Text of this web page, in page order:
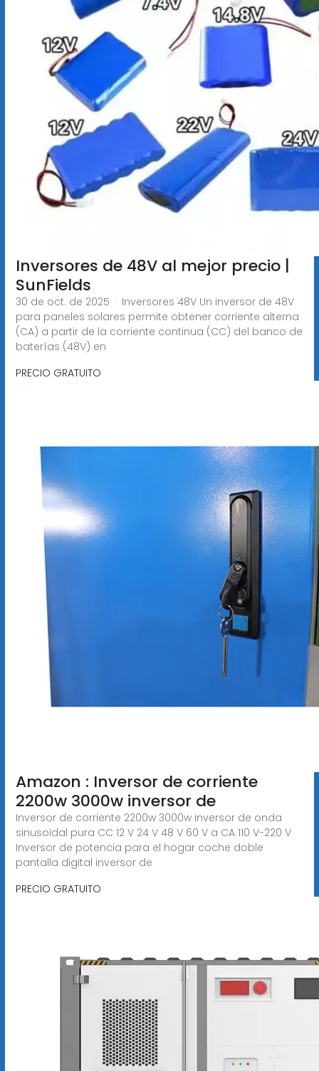
Inversores de 48V al mejor precio |
SunFields
30 de oct. de 2025 · Inversores 48V Un inversor de 48V
para paneles solares permite obtener corriente alterna
(CA) a partir de la corriente continua (CC) del banco de
baterías (48V) en
PRECIO GRATUITO
Amazon : Inversor de corriente
2200w 3000w inversor de
Inversor de corriente 2200w 3000w inversor de onda
sinusoidal pura CC 12 V 24 V 48 V 60 V a CA 110 V-220 V
Inversor de potencia para el hogar coche doble
pantalla digital inversor de
PRECIO GRATUITO